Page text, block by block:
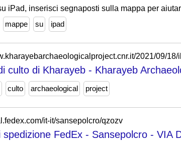
iPad, inserisci segnaposti sulla mappa per
mappe su ipad
2021/09/
culto di Kharayeb - Kharayeb
culto archaeological project
it-it/sansepolcro/qzozv
spedizione FedEx - Sansepolcro - VIA